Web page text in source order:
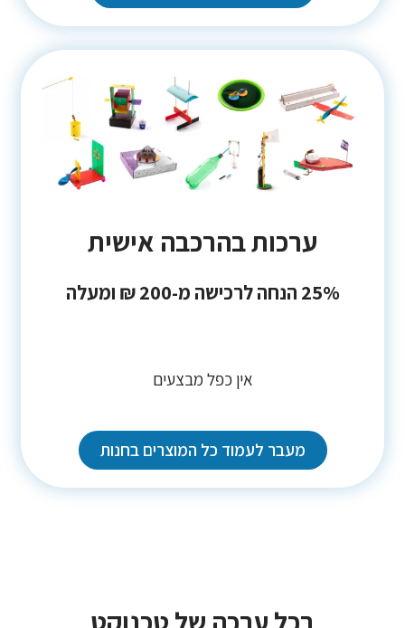
ערכות בהרכבה אישית
25% הנחה לרכישה מ-200 ₪ ומעלה
אין כפל מבצעים
מעבר לעמוד כל המוצרים בחנות